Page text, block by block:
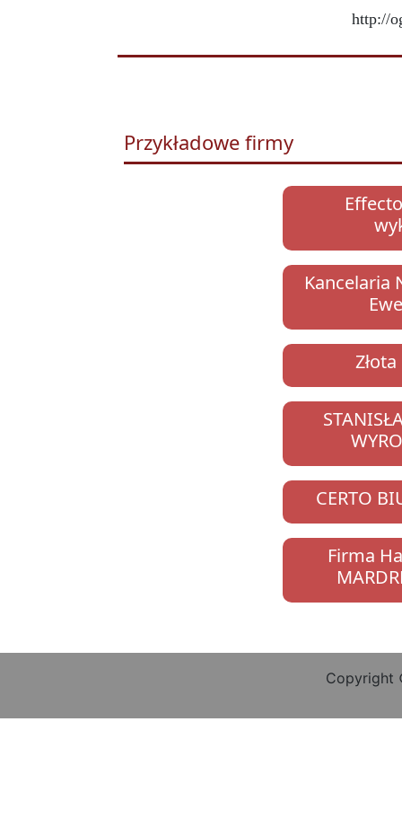
http://
Przykładowe firmy
Kancelaria
CERTO
Firma
Copyright